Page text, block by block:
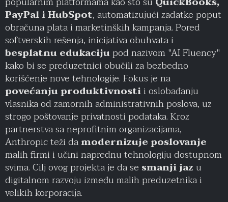
PayPal i HubSpot, automatizujući zadatke poput
obračuna plata i marketinških kampanja. Pored
softverskih rešenja, inicijativa obuhvata i
besplatnu edukacijupod nazivom "AI Fluency"
kako bi se preduzetnici obučili za bezbedno
korišćenje nove tehnologije. Fokus je na
povećanju produktivnostii oslobađanju
vlasnika od zamornih administrativnih poslova, uz
strogo poštovanje privatnosti podataka. Kroz
partnerstva sa neprofitnim organizacijama,
Anthropic teži damodernizuje poslovanje
malih firmi i učini naprednu tehnologiju dostupnom
svima. Cilj ovog projekta je da se smanji jaz u
digitalnom razvoju između malih preduzetnika i
velikih korporacija.